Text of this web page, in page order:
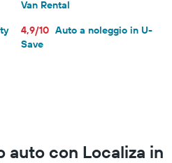
Van Rental
4,9/10 Auto a noleggio in U-
Save
auto con Localiza in